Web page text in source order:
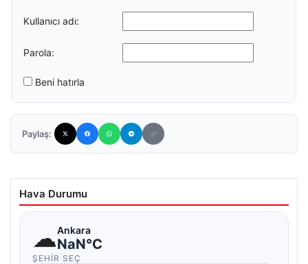
Kullanıcı adı:
Parola:
Beni hatırla
Paylaş:
Hava Durumu
☁Ankara
NaN°C
ŞEHIR SEÇ